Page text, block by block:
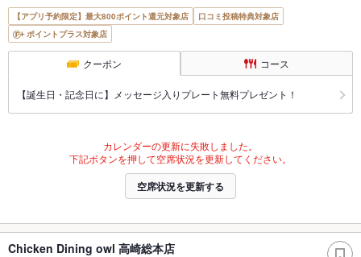
【アプリ予約限定】最大800ポイント還元対象店
口コミ投稿特典対象店
ポイントプラス対象店
クーポン コース
【誕生日・記念日に】メッセージ入りプレート無料プレゼント！
カレンダーの更新に失敗しました。
下記ボタンを押して空席状況を更新してください。
空席状況を更新する
Chicken Dining owl 高崎総本店